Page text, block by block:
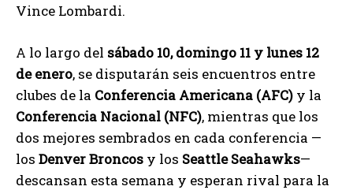
Vince Lombardi.
A lo largo del sábado 10, domingo 11 y lunes 12
de enero, se disputarán seis encuentros entre
clubes de la Conferencia Americana (AFC) y la
Conferencia Nacional (NFC), mientras que los
dos mejores sembrados en cada conferencia —
los Denver Broncos y los Seattle Seahawks—
descansan esta semana y esperan rival para la